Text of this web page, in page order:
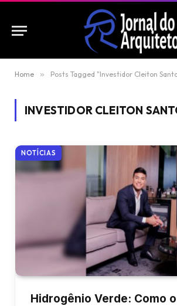
Home » Posts Tagged "Investidor Cleiton
INVESTIDOR CLEITON
NOTÍCIAS
Hidrogênio Verde: Como